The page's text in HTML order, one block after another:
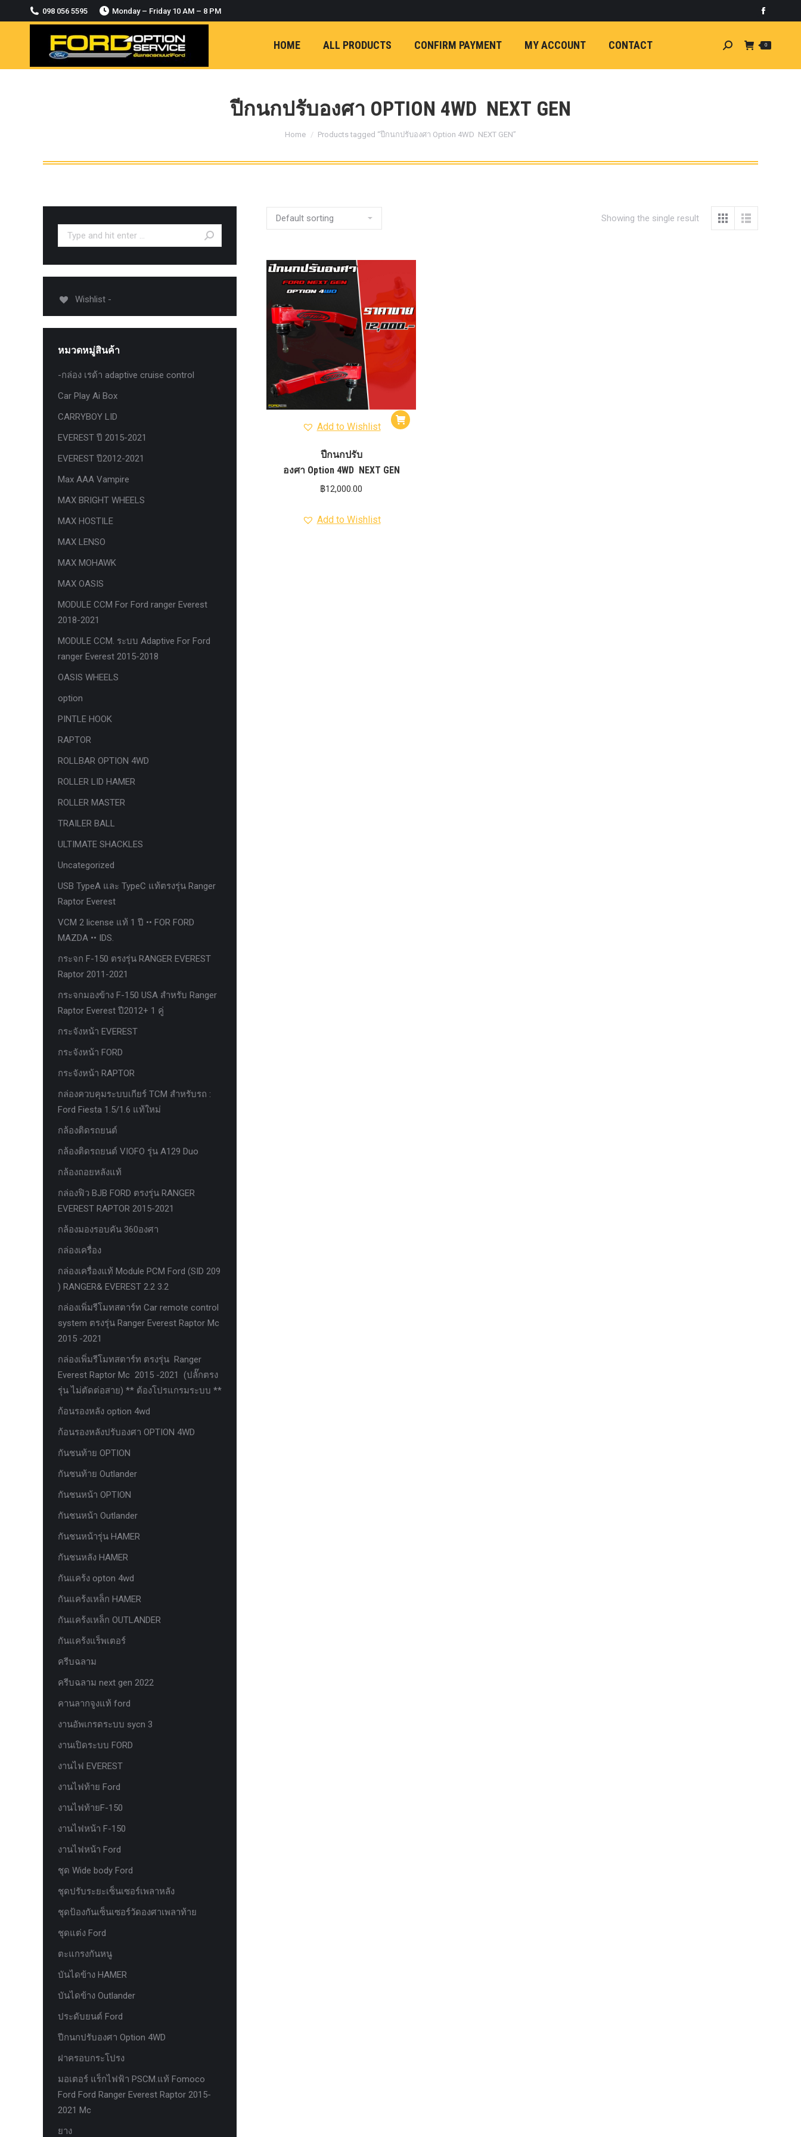
098 056 5595 Monday – Friday 10 AM – 8 PM
HOME ALL PRODUCTS CONFIRM PAYMENT MY ACCOUNT CONTACT Search: 0
ปีกนกปรับองศา OPTION 4WD NEXT GEN
You are here:
Home Products tagged “ปีกนกปรับองศา Option 4WD NEXT GEN”
Showing the single result
Add to Wishlist
ปีกนกปรับ
องศา Option 4WD NEXT GEN
฿12,000.00
Add to Wishlist
Search:
Wishlist -
หมวดหมู่สินค้า
-กล่อง เรด้า adaptive cruise control
Car Play Ai Box
CARRYBOY LID
EVEREST ปี 2015-2021
EVEREST ปี2012-2021
Max AAA Vampire
MAX BRIGHT WHEELS
MAX HOSTILE
MAX LENSO
MAX MOHAWK
MAX OASIS
MODULE CCM For Ford ranger Everest
2018-2021
MODULE CCM. ระบบ Adaptive For Ford
ranger Everest 2015-2018
OASIS WHEELS
option
PINTLE HOOK
RAPTOR
ROLLBAR OPTION 4WD
ROLLER LID HAMER
ROLLER MASTER
TRAILER BALL
ULTIMATE SHACKLES
Uncategorized
USB TypeA และ TypeC แท้ตรงรุ่น Ranger
Raptor Everest
VCM 2 license แท้ 1 ปี •• FOR FORD
MAZDA •• IDS.
กระจก F-150 ตรงรุ่น RANGER EVEREST
Raptor 2011-2021
กระจกมองข้าง F-150 USA สำหรับ Ranger
Raptor Everest ปี2012+ 1 คู่
กระจังหน้า EVEREST
กระจังหน้า FORD
กระจังหน้า RAPTOR
กล่องควบคุมระบบเกียร์ TCM สำหรับรถ :
Ford Fiesta 1.5/1.6 แท้ใหม่
กล้องติดรถยนต์
กล้องติดรถยนต์ VIOFO รุ่น A129 Duo
กล้องถอยหลังแท้
กล่องฟิว BJB FORD ตรงรุ่น RANGER
EVEREST RAPTOR 2015-2021
กล้องมองรอบคัน 360องศา
กล่องเครื่อง
กล่องเครื่องแท้ Module PCM Ford (SID 209
) RANGER& EVEREST 2.2 3.2
กล่องเพิ่มรีโมทสตาร์ท Car remote control
system ตรงรุ่น Ranger Everest Raptor Mc
2015 -2021
กล่องเพิ่มรีโมทสตาร์ท ตรงรุ่น Ranger
Everest Raptor Mc 2015 -2021 (ปลั๊กตรง
รุ่น ไม่ตัดต่อสาย) ** ต้องโปรแกรมระบบ **
ก้อนรองหลัง option 4wd
ก้อนรองหลังปรับองศา OPTION 4WD
กันชนท้าย OPTION
กันชนท้าย Outlander
กันชนหน้า OPTION
กันชนหน้า Outlander
กันชนหน้ารุ่น HAMER
กันชนหลัง HAMER
กันแคร้ง opton 4wd
กันแคร้งเหล็ก HAMER
กันแคร้งเหล็ก OUTLANDER
กันแคร้งแร็พเตอร์
ครีบฉลาม
ครีบฉลาม next gen 2022
คานลากจูงแท้ ford
งานอัพเกรดระบบ sycn 3
งานเปิดระบบ FORD
งานไฟ EVEREST
งานไฟท้าย Ford
งานไฟท้ายF-150
งานไฟหน้า F-150
งานไฟหน้า Ford
ชุด Wide body Ford
ชุดปรับระยะเซ็นเซอร์เพลาหลัง
ชุดป้องกันเซ็นเซอร์วัดองศาเพลาท้าย
ชุดแต่ง Ford
ตะแกรงกันหนู
บันไดข้าง HAMER
บันไดข้าง Outlander
ประดับยนต์ Ford
ปีกนกปรับองศา Option 4WD
ฝาครอบกระโปรง
มอเตอร์ แร็กไฟฟ้า PSCM.แท้ Fomoco
Ford Ford Ranger Everest Raptor 2015-
2021 Mc
ยาง
MODULE CCM. ระบบ Adaptive For Ford
ranger Everest 2015-2018
OASIS WHEELS
ROLLER LID HAMER
TRAILER BALL
ULTIMATE SHACKLES
Uncategorized
USB TypeA และ TypeC แท้ตรงรุ่น
VCM 2 license แท้ 1 ปี •• FOR FORD
MAZDA •• IDS.
Raptor 2011-2021
กระจกมองข้าง F-150 USA สำหรับ
Ranger Raptor Everest ปี2012+ 1 คู่
กระจังหน้า EVEREST
กระจังหน้า FORD
กระจังหน้า RAPTOR
กล่องควบคุมระบบเกียร์ TCM สำหรับรถ :
EVEREST RAPTOR 2015-2021
กล้องมองรอบคัน 360องศา
กล่องเครื่องแท้ Module PCM Ford (SID
control system ตรงรุ่น Ranger Everest
Raptor Mc 2015 -2021
กล่องเพิ่มรีโมทสตาร์ท ตรงรุ่น Ranger
Everest Raptor Mc 2015 -2021 (ปลั๊ก
ระบบ **
ก้อนรองหลัง option 4wd
ก้อนรองหลังปรับองศา OPTION 4WD
กันชนท้าย OPTION
กันชนท้าย Outlander
กันชนหน้า OPTION
กันชนหน้ารุ่น HAMER
กันชนหลัง HAMER
กันแคร้ง opton 4wd
กันแคร้งเหล็ก HAMER
กันแคร้งเหล็ก OUTLANDER
กันแคร้งแร็พเตอร์
ครีบฉลาม
ครีบฉลาม next gen 2022
คานลากจูงแท้ ford
งานไฟท้ายF-150
งานไฟหน้า F-150
งานไฟหน้า Ford
ชุด Wide body Ford
ชุดปรับระยะเซ็นเซอร์เพลาหลัง
ชุดป้องกันเซ็นเซอร์วัดองศาเพลาท้าย
ชุดแต่ง Ford
บันไดข้าง HAMER
บันไดข้าง Outlander
ประดับยนต์ Ford
ปีกนกปรับองศา Option 4WD
ฝาครอบกระโปรง
มอเตอร์ แร็กไฟฟ้า PSCM.แท้ Fomoco
Ford Ford Ranger Everest Raptor 2015-
RANGER EVEREST Raptor 2011-2021
หน้าจอ Sync 3 รุ่นล่าสุด ตรงรุ่น Ford
Ranger Everest สำหรับ Upgrade Sync
หน้าจอเรือนไมล์แท้ FORD EVEREST
RANGER 2.0 PART G
หน้าจอเรือนไมล์แท้ FORD EVEREST
PART J
ห่วงแดง HAMER
ห่วงโอเมก้า option
หัวเกียร์
อุปกรณ์ภายในรถยนต์ FORD
เคสกุญแจคาร์บอน for ford next gen
เซ็นเซอร์หน้าพร้อมสายแท้ 4 จุด ตรงรุ่น
Ranger Everest Raptor MC ปี 2015-2021
เซ็นเซอร์หน้าพร้อมสายแท้ 6 จุด ตรงรุ่น
Ranger Everest Raptor MC ปี 2015-2021
แผงครอบแอร์ FCIM ตรงรุ่น Ford XLT.
แผงควบคุมแอร์ FCIM ตรงรุ่น FORD
EVEREST 2.2 3.2 2.0
แหนบแอด option 4wd
หน้า กล้องถอยหลัง การ์ดมอเตอร์พวงมาลัยไฟฟ้า
FORD RANGER NEXTGEN 2022 ก้อน
OPTION 4WD ขนาด
1 นิ้ว (25mm) สี
เหลืองก้อนรองหลัง
ปรับองศา OPTION
ตรงรุ่น -FORD RANGER T6